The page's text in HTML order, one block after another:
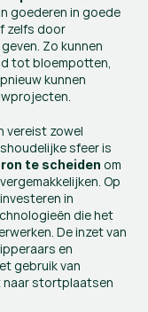
goederen in goede
Zo kunnen
tot bloempotten,
kunnen
vereist zowel
sfeer is
te scheiden om
Op
die het
De inzet van
en
gebruik van
naar stortplaatsen